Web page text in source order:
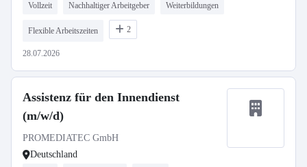
Vollzeit Nachhaltiger Arbeitgeber Weiterbildungen
Flexible Arbeitszeiten 2
28.07.2026
Assistenz für den Innendienst
(m/w/d)
PROMEDIATEC GmbH
Deutschland